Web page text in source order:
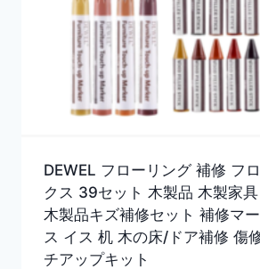
DEWEL フローリング 補修 フ
クス 39セット 木製品 木製家
木製品キズ補修セット 補修マ
ス イス 机 木の床/ドア補修 傷
チアップキット